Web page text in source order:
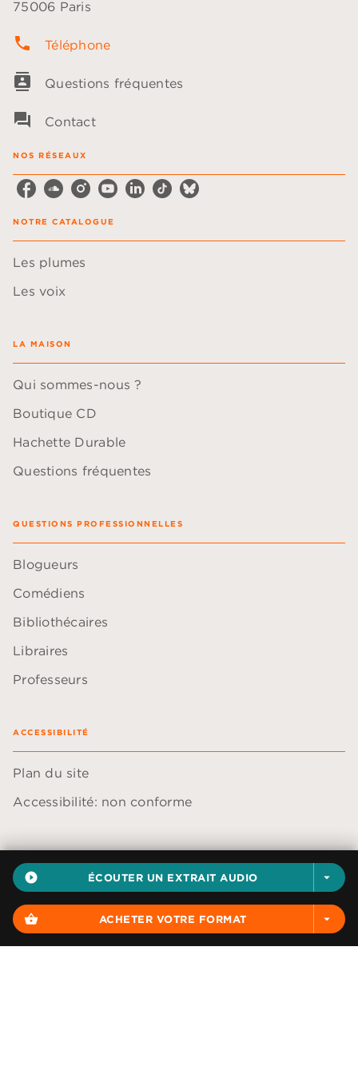
play_circle_filled ÉCOUTER UN EXTRAIT AUDIO arrow_drop_down
shopping_basket ACHETER VOTRE FORMAT arrow_drop_down
75006 Paris
phone Téléphone
contacts Questions fréquentes
question_answer Contact
NOS RÉSEAUX
NOTRE CATALOGUE
Les plumes
Les voix
LA MAISON
Qui sommes-nous ?
Boutique CD
Hachette Durable
Questions fréquentes
QUESTIONS PROFESSIONNELLES
Blogueurs
Comédiens
Bibliothécaires
Libraires
Professeurs
ACCESSIBILITÉ
Plan du site
Accessibilité: non conforme
Données personnelles
Paramétrer vos cookies
Mentions légales